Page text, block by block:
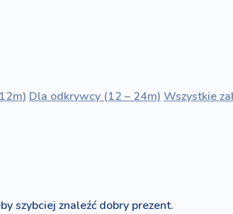
Dla odkrywcy (12 – 24m) Wszystkie
szybciej znaleźć dobry prezent.